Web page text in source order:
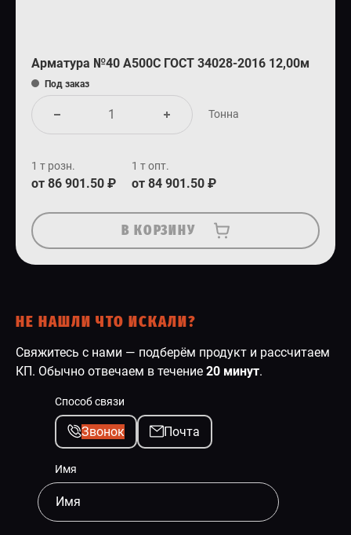
Арматура №40 А500С ГОСТ 34028-2016 12,00м
Под заказ
Тонна
1 т розн.
от 86 901.50 ₽
1 т опт.
от 84 901.50 ₽
В КОРЗИНУ
НЕ НАШЛИ ЧТО ИСКАЛИ?
Свяжитесь с нами — подберём продукт и рассчитаем
КП. Обычно отвечаем в течение 20 минут.
Способ связи
Звонок Почта
Имя